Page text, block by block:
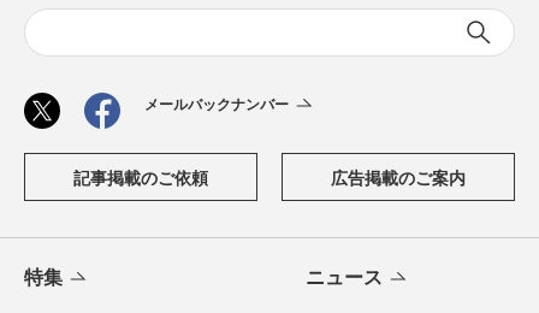
メールバックナンバー
記事掲載のご依頼 広告掲載のご案内
特集 ニュース